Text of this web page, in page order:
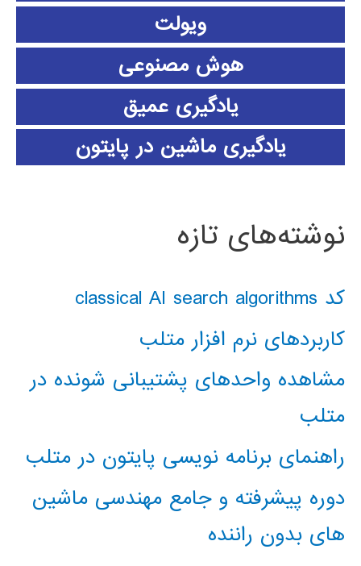
ویولت
هوش مصنوعی
یادگیری عمیق
یادگیری ماشین در پایتون
نوشته‌های تازه
کد classical AI search algorithms
کاربردهای نرم افزار متلب
مشاهده واحدهای پشتیبانی شونده در
متلب
راهنمای برنامه نویسی پایتون در متلب
دوره پیشرفته و جامع مهندسی ماشین
های بدون راننده